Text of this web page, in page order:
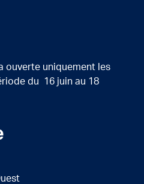
ouverte uniquement les
du 16 juin au 18